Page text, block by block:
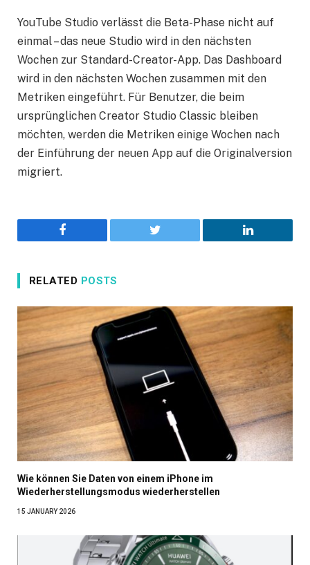
YouTube Studio verlässt die Beta-Phase nicht auf
einmal – das neue Studio wird in den nächsten
Wochen zur Standard-Creator-App. Das Dashboard
wird in den nächsten Wochen zusammen mit den
Metriken eingeführt. Für Benutzer, die beim
ursprünglichen Creator Studio Classic bleiben
möchten, werden die Metriken einige Wochen nach
der Einführung der neuen App auf die Originalversion
migriert.
Facebook Twitter LinkedIn
RELATED POSTS
Wie können Sie Daten von einem iPhone im
Wiederherstellungsmodus wiederherstellen
15 JANUARY 2026